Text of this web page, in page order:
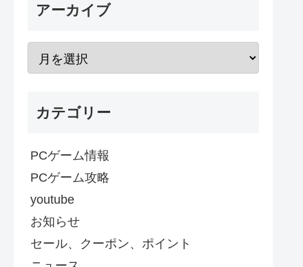
アーカイブ
カテゴリー
PCゲーム情報
PCゲーム攻略
youtube
お知らせ
セール、クーポン、ポイント